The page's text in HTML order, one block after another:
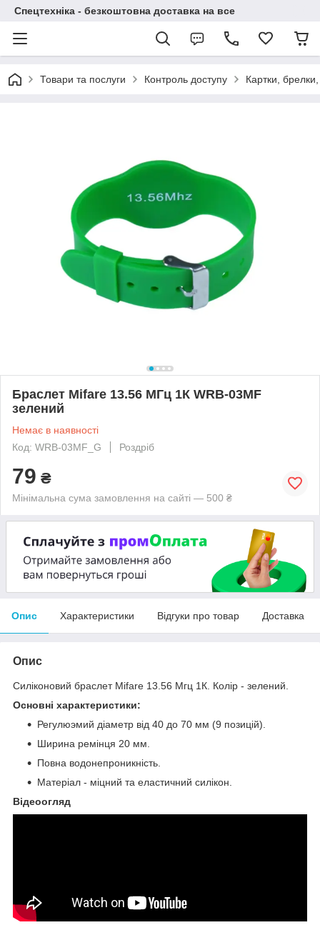
Спецтехніка - безкоштовна доставка на все
Товари та послуги Контроль доступу Картки, брелки,
Браслет Mifare 13.56 МГц 1К WRB-03MF
зелений
Немає в наявності
Код: WRB-03MF_G
Роздріб
79 ₴
Мінімальна сума замовлення на сайті — 500 ₴
Опис Характеристики Відгуки про товар Доставка
Опис
Силіконовий браслет Mifare 13.56 Мгц 1К. Колір - зелений.
Основні характеристики:
Регулюэмий діаметр від 40 до 70 мм (9 позицій).
Ширина ремінця 20 мм.
Повна водонепроникність.
Матеріал - міцний та еластичний силікон.
Відеоогляд